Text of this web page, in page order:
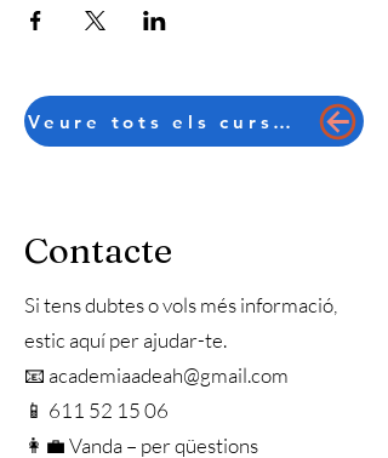
Veure tots els cursos en català
Contacte
Si tens dubtes o vols més informació,
estic aquí per ajudar-te.
📧 academiaadeah@gmail.com
📱 611 52 15 06
👩‍💼 Vanda – per qüestions